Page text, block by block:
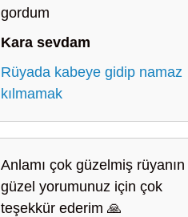
gordum
Kara sevdam
Rüyada kabeye gidip namaz
kılmamak
Anlamı çok güzelmiş rüyanın
güzel yorumunuz için çok
teşekkür ederim 🙏